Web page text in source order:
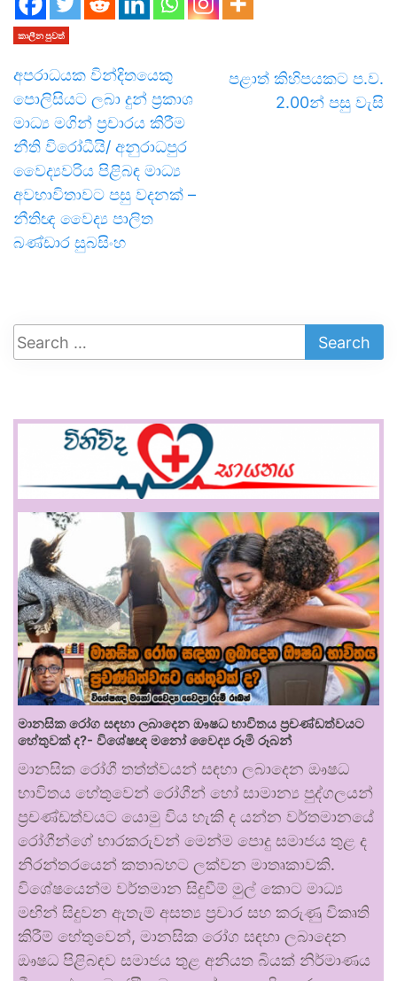
කාලීන පුවත්
අපරාධයක වින්දිතයෙකු
පොලිසියට ලබා දුන් ප්‍රකාශ
මාධ්‍ය මගින් ප්‍රචාරය කිරීම
නීති විරෝධීයි/ අනුරාධපුර
වෛද්‍යවරිය පිළිබඳ මාධ්‍ය
අවභාවිතාවට පසු වදනක් –
නීතිඥ වෛද්‍ය පාලිත
බණ්ඩාර සුබසිංහ
පළාත් කිහිපයකට ප.ව.
2.00න් පසු වැසි
මානසික රෝග සඳහා ලබාදෙන ඖෂධ භාවිතය ප්‍රචණ්ඩත්වයට
හේතුවක් ද?- විශේෂඥ මනෝ වෛද්‍ය රූමි රූබන්
මානසික රෝගී තත්ත්වයන් සඳහා ලබාදෙන ඖෂධ
භාවිතය හේතුවෙන් රෝගීන් හෝ සාමාන්‍ය පුද්ගලයන්
ප්‍රචණ්ඩත්වයට යොමු විය හැකි ද යන්න වර්තමානයේ
රෝගීන්ගේ භාරකරුවන් මෙන්ම පොදු සමාජය තුළ ද
නිරන්තරයෙන් කතාබහට ලක්වන මාතෘකාවකි.
විශේෂයෙන්ම වර්තමාන සිදුවීම් මුල් කොට මාධ්‍ය
මඟින් සිදුවන ඇතැම් අසත්‍ය ප්‍රචාර සහ කරුණු විකෘති
කිරීම් හේතුවෙන්, මානසික රෝග සඳහා ලබාදෙන
ඖෂධ පිළිබඳව සමාජය තුළ අනියත බියක් නිර්මාණය